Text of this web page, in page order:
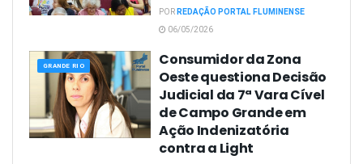
PORREDAÇÃO PORTAL FLUMINENSE
06/05/2026
GRANDE RIO
Consumidor da Zona
Oeste questiona Decisão
Judicial da 7ª Vara Cível
de Campo Grande em
Ação Indenizatória
contra a Light